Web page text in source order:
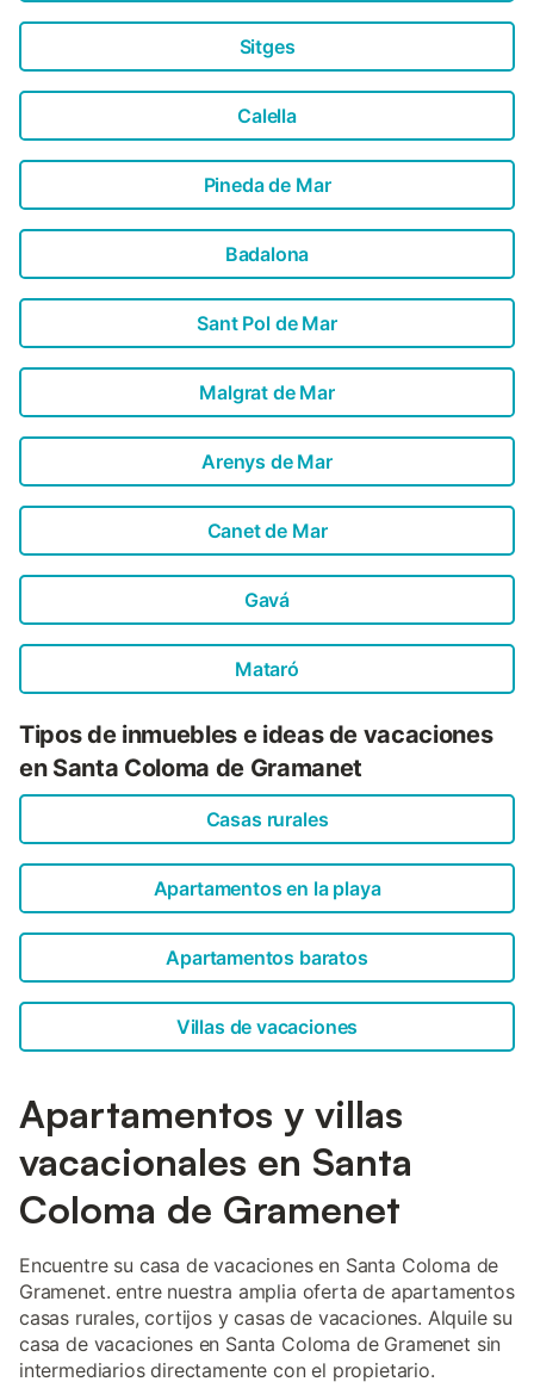
Sitges
Calella
Pineda de Mar
Badalona
Sant Pol de Mar
Malgrat de Mar
Arenys de Mar
Canet de Mar
Gavá
Mataró
Tipos de inmuebles e ideas de vacaciones
en Santa Coloma de Gramanet
Casas rurales
Apartamentos en la playa
Apartamentos baratos
Villas de vacaciones
Apartamentos y villas
vacacionales en Santa
Coloma de Gramenet
Encuentre su casa de vacaciones en Santa Coloma de
Gramenet. entre nuestra amplia oferta de apartamentos
casas rurales, cortijos y casas de vacaciones. Alquile su
casa de vacaciones en Santa Coloma de Gramenet sin
intermediarios directamente con el propietario.